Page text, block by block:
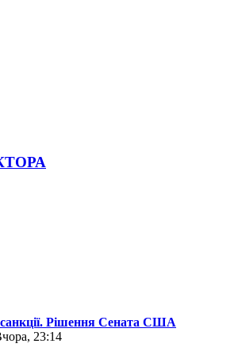
санкції. Рішення Сената США
23:14